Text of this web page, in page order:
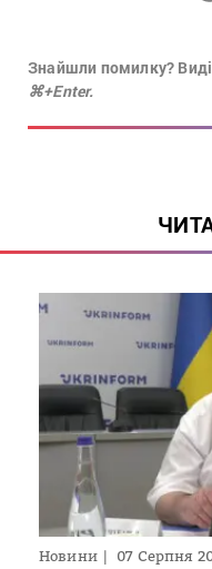
Знайшли помилку?
⌘+Enter.
Новини 07 Серпня